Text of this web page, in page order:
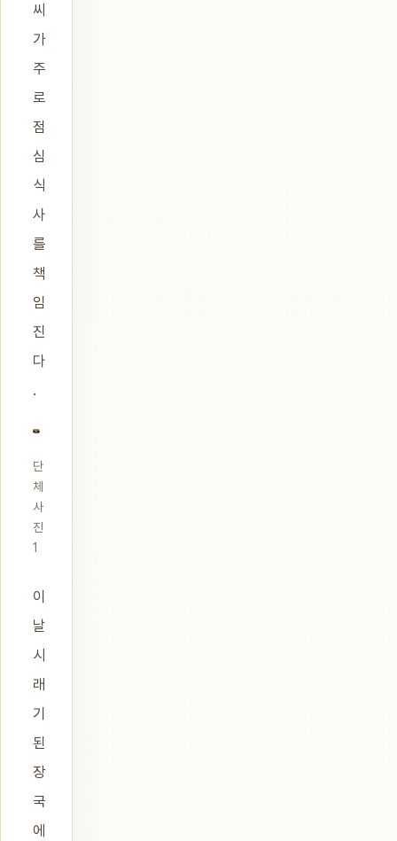
씨
가
주
로
점
심
식
사
를
책
임
진
다
.
단
체
사
진
1
이
날
시
래
기
된
장
국
에